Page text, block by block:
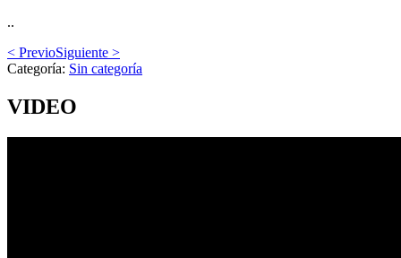
..
< PrevioSiguiente >
Categoría: Sin categoría
VIDEO